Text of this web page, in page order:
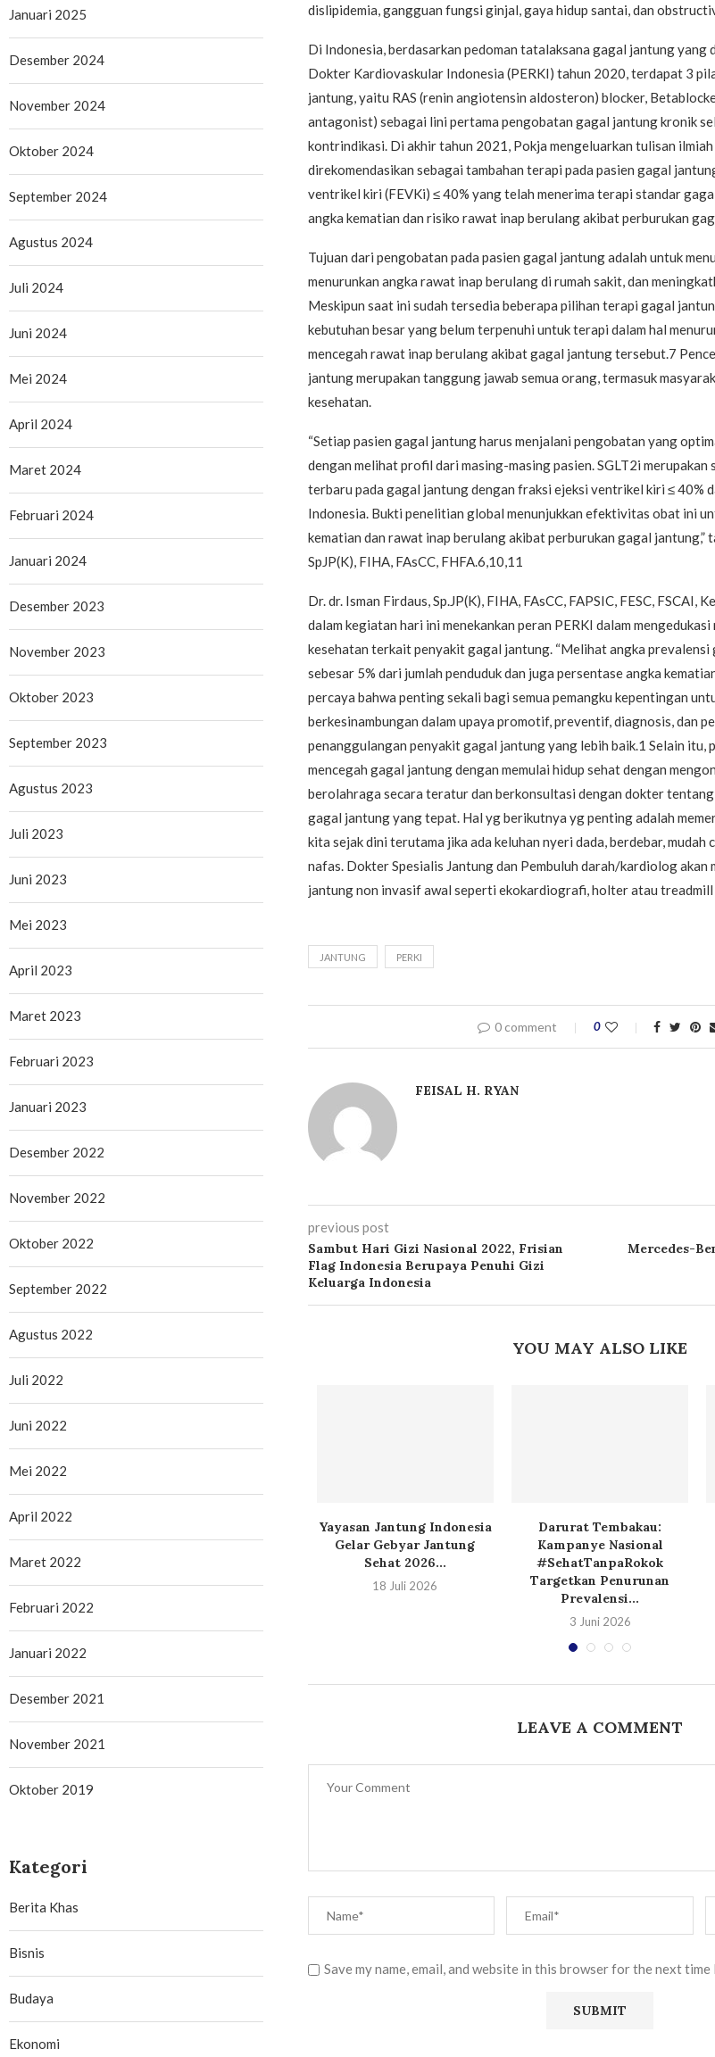
dislipidemia, gangguan fungsi ginjal, gaya hidup santai, dan
Di Indonesia, berdasarkan pedoman tatalaksana gagal jantung yang
Dokter Kardiovaskular Indonesia (PERKI) tahun 2020, terdapat 3
jantung, yaitu RAS (renin angiotensin aldosteron) blocker,
antagonist) sebagai lini pertama pengobatan gagal jantung kronik
kontrindikasi. Di akhir tahun 2021, Pokja mengeluarkan tulisan
direkomendasikan sebagai tambahan terapi pada pasien gagal
ventrikel kiri (FEVKi) ≤ 40% yang telah menerima terapi standar
angka kematian dan risiko rawat inap berulang akibat perburukan
Tujuan dari pengobatan pada pasien gagal jantung adalah untuk
menurunkan angka rawat inap berulang di rumah sakit, dan
Meskipun saat ini sudah tersedia beberapa pilihan terapi gagal
kebutuhan besar yang belum terpenuhi untuk terapi dalam hal
mencegah rawat inap berulang akibat gagal jantung tersebut.7
jantung merupakan tanggung jawab semua orang, termasuk
kesehatan.
“Setiap pasien gagal jantung harus menjalani pengobatan yang
dengan melihat profil dari masing-masing pasien. SGLT2i merupakan
terbaru pada gagal jantung dengan fraksi ejeksi ventrikel kiri ≤ 40%
Indonesia. Bukti penelitian global menunjukkan efektivitas obat ini
kematian dan rawat inap berulang akibat perburukan gagal jantung,”
SpJP(K), FIHA, FAsCC, FHFA.6,10,11
Dr. dr. Isman Firdaus, Sp.JP(K), FIHA, FAsCC, FAPSIC, FESC, FSCAI,
dalam kegiatan hari ini menekankan peran PERKI dalam
kesehatan terkait penyakit gagal jantung. “Melihat angka prevalensi
sebesar 5% dari jumlah penduduk dan juga persentase angka
percaya bahwa penting sekali bagi semua pemangku kepentingan
berkesinambungan dalam upaya promotif, preventif, diagnosis, dan
penanggulangan penyakit gagal jantung yang lebih baik.1 Selain itu,
mencegah gagal jantung dengan memulai hidup sehat dengan
berolahraga secara teratur dan berkonsultasi dengan dokter
gagal jantung yang tepat. Hal yg berikutnya yg penting adalah
kita sejak dini terutama jika ada keluhan nyeri dada, berdebar, mudah
nafas. Dokter Spesialis Jantung dan Pembuluh darah/kardiolog akan
jantung non invasif awal seperti ekokardiografi, holter atau treadmill
JANTUNG PERKI
0 comment 0
FEISAL H. RYAN
previous post
Sambut Hari Gizi Nasional 2022, Frisian
Flag Indonesia Berupaya Penuhi Gizi
Keluarga Indonesia
Mercedes-
YOU MAY ALSO LIKE
Tak Kenal
1 dari 3...
2026
Indonesia Masih Tinggi,
20 April 2026
Yayasan Jantung Indonesia
Gelar Gebyar Jantung
Sehat 2026...
18 Juli 2026
Darurat Tembakau:
Kampanye Nasional
#SehatTanpaRokok
Targetkan Penurunan
Prevalensi...
3 Juni 2026
LEAVE A COMMENT
Save my name, email, and website in this browser for the next time
Januari 2025
Desember 2024
November 2024
Oktober 2024
September 2024
Agustus 2024
Juli 2024
Juni 2024
Mei 2024
April 2024
Maret 2024
Februari 2024
Januari 2024
Desember 2023
November 2023
Oktober 2023
September 2023
Agustus 2023
Juli 2023
Juni 2023
Mei 2023
April 2023
Maret 2023
Februari 2023
Januari 2023
Desember 2022
November 2022
Oktober 2022
September 2022
Agustus 2022
Juli 2022
Juni 2022
Mei 2022
April 2022
Maret 2022
Februari 2022
Januari 2022
Desember 2021
November 2021
Oktober 2019
Kategori
Berita Khas
Bisnis
Budaya
Ekonomi